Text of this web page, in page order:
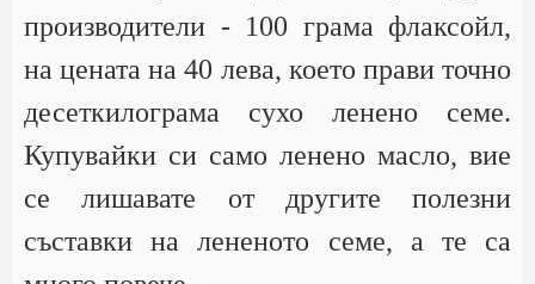
производители - 100 грама флаксойл,
на цената на 40 лева, което прави точно
десеткилограма сухо ленено семе.
Купувайки си само ленено масло, вие
се лишавате от другите полезни
съставки на лененото семе, а те са